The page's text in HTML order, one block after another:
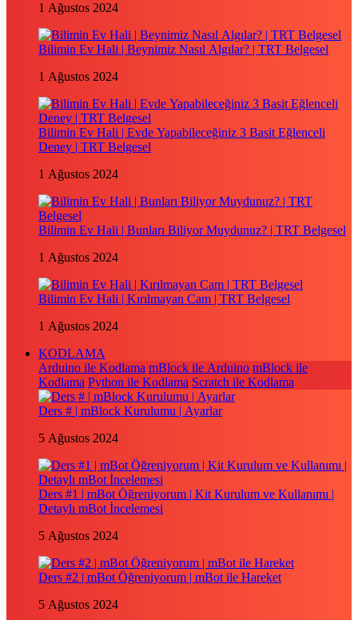
1 Ağustos 2024
Bilimin Ev Hali | Beynimiz Nasıl Algılar? | TRT Belgesel
1 Ağustos 2024
Bilimin Ev Hali | Evde Yapabileceğiniz 3 Basit Eğlenceli
Deney | TRT Belgesel
1 Ağustos 2024
Bilimin Ev Hali | Bunları Biliyor Muydunuz? | TRT Belgesel
1 Ağustos 2024
Bilimin Ev Hali | Kırılmayan Cam | TRT Belgesel
1 Ağustos 2024
KODLAMA
Arduino ile Kodlama mBlock ile Arduino mBlock ile
Kodlama Python ile Kodlama Scratch ile Kodlama
Ders # | mBlock Kurulumu | Ayarlar
5 Ağustos 2024
Ders #1 | mBot Öğreniyorum | Kit Kurulum ve Kullanımı |
Detaylı mBot İncelemesi
5 Ağustos 2024
Ders #2 | mBot Öğreniyorum | mBot ile Hareket
5 Ağustos 2024